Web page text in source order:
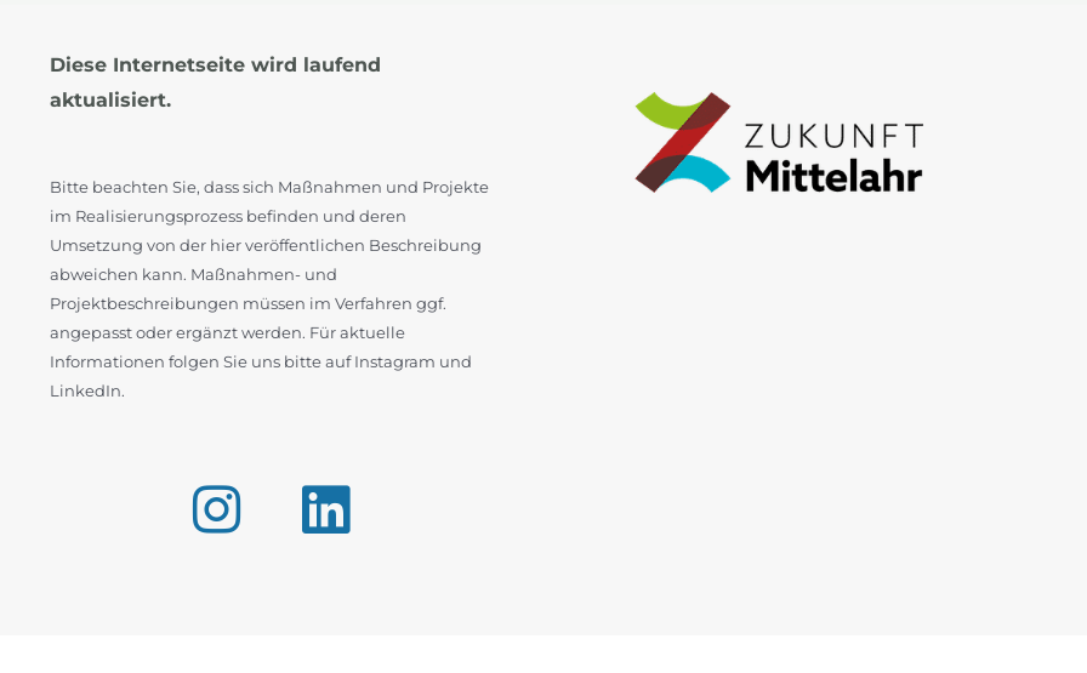
Diese Internetseite wird laufend
aktualisiert.
Bitte beachten Sie, dass sich Maßnahmen und Projekte
im Realisierungsprozess befinden und deren
Umsetzung von der hier veröffentlichen Beschreibung
abweichen kann. Maßnahmen- und
Projektbeschreibungen müssen im Verfahren ggf.
angepasst oder ergänzt werden. Für aktuelle
Informationen folgen Sie uns bitte auf Instagram und
LinkedIn.